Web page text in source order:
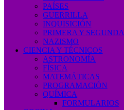
PAÍSES
GUERRILLA
INQUISICIÓN
PRIMERA Y
NAZISMO
CIENCIA Y TÉCNICOS
ASTRONOMÍA
FÍSICA
MATEMÁTICAS
PROGRAMACIÓN
QUÍMICA
FORMULARIOS